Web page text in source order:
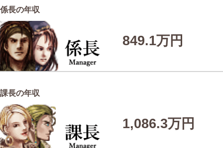
係長の年収
849.1万円
課長の年収
1,086.3万円